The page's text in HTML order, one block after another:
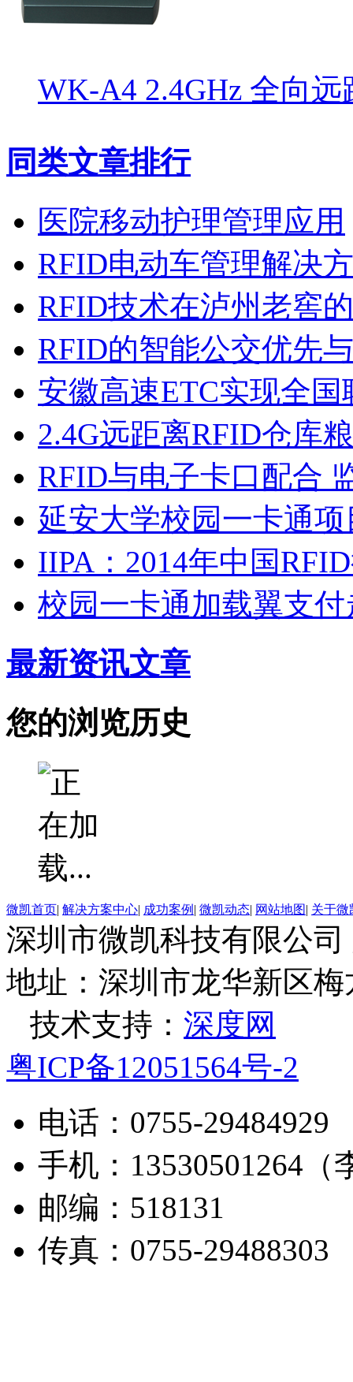
WK-A4 2.4GHz 全向
同类文章排行
医院移动护理管理应用
RFID电动车管理解决
RFID技术在泸州老窖
RFID的智能公交优先
安徽高速ETC实现全国
2.4G远距离RFID仓库
RFID与电子卡口配合
延安大学校园一卡通
IIPA：2014年中国
校园一卡通加载翼支
最新资讯文章
您的浏览历史
微凯首页| 解决方案中心| 成功案例 | 微凯动态| 网站地图| 关于微
深圳市微凯科技有限公
地址：深圳市龙华新区
技术支持： 深度网
粤ICP备12051564号-2
电话：0755-29484929
手机：13530501264（
邮编：518131
传真：0755-29488303